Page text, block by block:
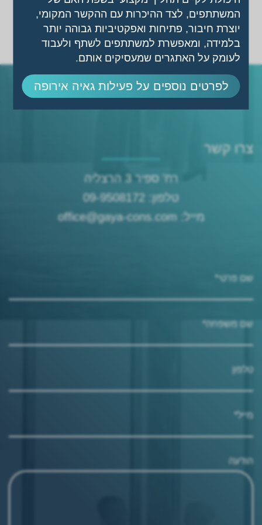
המשתתפים, לצד ההיכרות עם ההקשר המקומי,
יוצרת חיבור, פתיחות ואפקטיביות גבוהה יותר
בלמידה, ומאפשרת למשתתפים לשתף ולעבוד
לעומק על האתגרים שמעסיקים אותם.
לפרטים נוספים על פעילות גאיה אירופה
צרו קשר
רח' ספיר 3 הרצליה
טלפון: 09-9508172
מייל: office@gaya-cons.com
שם פרטי*
שם משפחה*
טלפון
מייל*
הודעה